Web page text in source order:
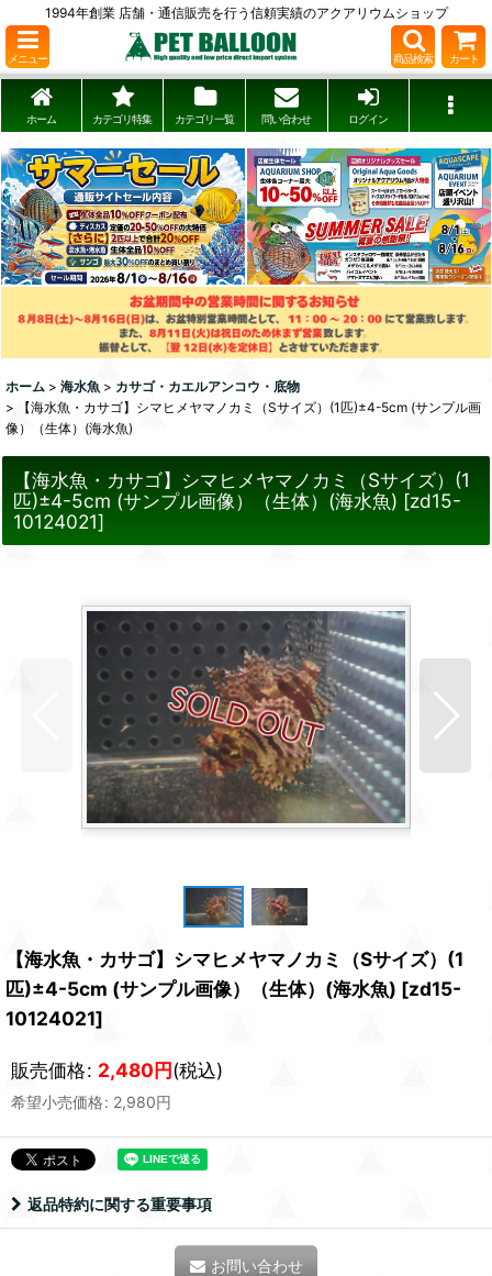
1994年創業 店舗・通信販売を行う信頼実績のアクアリウムショップ
メニュー 商品検索 カート
ホーム カテゴリ特集 カテゴリ一覧 問い合わせ ログイン
ホーム > 海水魚 > カサゴ・カエルアンコウ・底物
>
【海水魚・カサゴ】シマヒメヤマノカミ（Sサイズ）(1匹)±4-5cm (サンプル画
像）（生体）(海水魚)
【海水魚・カサゴ】シマヒメヤマノカミ（Sサイズ）(1
匹)±4-5cm (サンプル画像）（生体）(海水魚) [zd15-
10124021]
【海水魚・カサゴ】シマヒメヤマノカミ（Sサイズ）(1
匹)±4-5cm (サンプル画像）（生体）(海水魚) [zd15-
10124021]
販売価格: 2,480円(税込)
希望小売価格: 2,980円
返品特約に関する重要事項
お問い合わせ